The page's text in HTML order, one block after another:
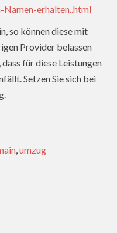
erhalten..html
so können diese mit
Provider belassen
für diese Leistungen
Setzen Sie sich bei
,umzug